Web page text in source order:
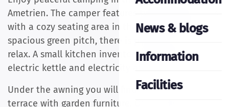
News & blogs
Information
Facilities
Ametrien. The camper features two sleeping areas
with a cozy seating area in the middle. Set on a
spacious green pitch, there is plenty of room to
relax. A small kitchen inventory, a gas stove, an
electric kettle and electricity are provided.
Under the awning you will find a lovely grass
terrace with garden furniture. Of course, you can